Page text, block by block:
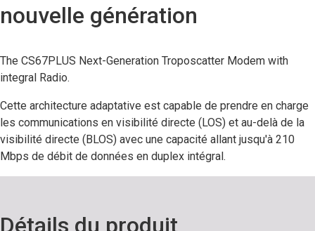
nouvelle génération
The CS67PLUS Next-Generation Troposcatter Modem with
integral Radio.
Cette architecture adaptative est capable de prendre en charge
les communications en visibilité directe (LOS) et au-delà de la
visibilité directe (BLOS) avec une capacité allant jusqu'à 210
Mbps de débit de données en duplex intégral.
Détails du produit